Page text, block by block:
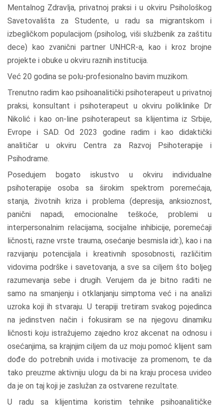
Mentalnog Zdravlja, privatnoj praksi i u okviru Psihološkog
Savetovališta za Studente, u radu sa migrantskom i
izbegličkom populacijom (psiholog, viši službenik za zaštitu
dece) kao zvanični partner UNHCR-a, kao i kroz brojne
projekte i obuke u okviru raznih institucija.
Već 20 godina se polu-profesionalno bavim muzikom.
Trenutno radim kao psihoanalitički psihoterapeut u privatnoj
praksi, konsultant i psihoterapeut u okviru poliklinike Dr
Nikolić i kao on-line psihoterapeut sa klijentima iz Srbije,
Evrope i SAD. Od 2023 godine radim i kao didaktički
analitičar u okviru Centra za Razvoj Psihoterapije i
Psihodrame.
Posedujem bogato iskustvo u okviru individualne
psihoterapije osoba sa širokim spektrom poremećaja,
stanja, životnih kriza i problema (depresija, anksioznost,
panični napadi, emocionalne teškoće, problemi u
interpersonalnim relacijama, socijalne inhibicije, poremećaji
ličnosti, razne vrste trauma, osećanje besmisla idr.), kao i na
razvijanju potencijala i kreativnih sposobnosti, različitim
vidovima podrške i savetovanja, a sve sa ciljem što boljeg
razumevanja sebe i drugih. Verujem da je bitno raditi ne
samo na smanjenju i otklanjanju simptoma već i na analizi
uzroka koji ih stvaraju. U terapiji tretiram svakog pojedinca
na jedinstven način i fokusiram se na njegovu dinamiku
ličnosti koju istražujemo zajedno kroz akcenat na odnosu i
osećanjima, sa krajnjim ciljem da uz moju pomoć klijent sam
dođe do potrebnih uvida i motivacije za promenom, te da
tako preuzme aktivniju ulogu da bi na kraju procesa uvideo
da je on taj koji je zaslužan za ostvarene rezultate.
U radu sa klijentima koristim tehnike psihoanalitičke